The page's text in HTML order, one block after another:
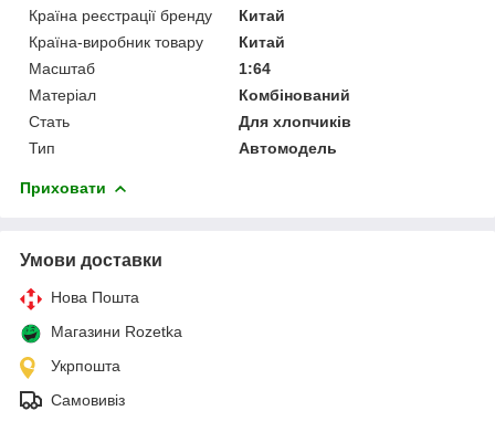
Країна реєстрації бренду
Китай
Країна-виробник товару
Китай
Масштаб
1:64
Матеріал
Комбінований
Стать
Для хлопчиків
Тип
Автомодель
Приховати
Умови доставки
Нова Пошта
Магазини Rozetka
Укрпошта
Самовивіз